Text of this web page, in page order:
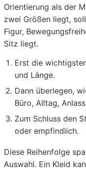
Orientierung als der
zwei Größen liegt,
Figur,
Sitz liegt.
Erst die
und Länge.
Dann überlegen,
Büro, Alltag,
Zum Schluss den
oder empfindlich.
Diese Reihenfolge
Auswahl. Ein Kleid